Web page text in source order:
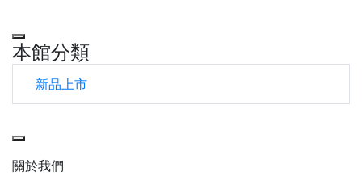
本館分類
新品上市
關於我們